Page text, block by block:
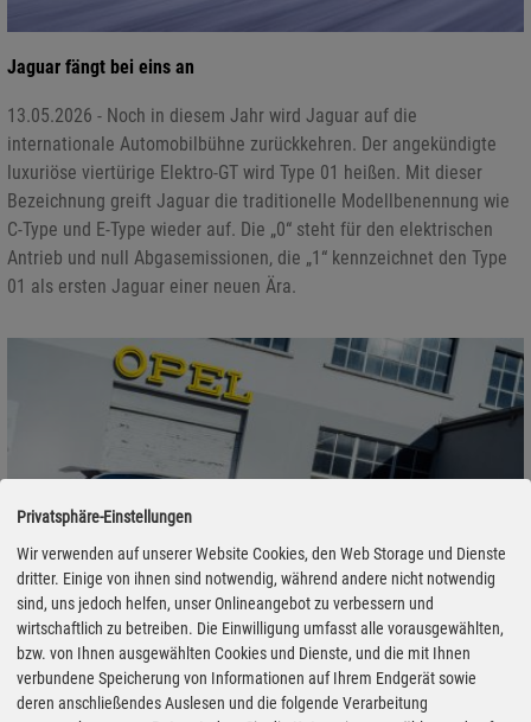
Jaguar fängt bei eins an
13.05.2026 - Noch in diesem Jahr wird Jaguar auf die
internationale Automobilbühne zurückkehren. Der angekündigte
luxuriöse viertürige Elektro-GT wird Type 01 heißen. Mit dieser
Bezeichnung greift Jaguar die traditionelle Modellbenennung wie
C-Type und E-Type wieder auf. Die „0“ steht für den elektrischen
Antrieb und null Abgasemissionen, die „1“ kennzeichnet den Type
01 als ersten Jaguar einer neuen Ära.
Privatsphäre-Einstellungen
Wir verwenden auf unserer Website Cookies, den Web Storage und Dienste
dritter. Einige von ihnen sind notwendig, während andere nicht notwendig
sind, uns jedoch helfen, unser Onlineangebot zu verbessern und
wirtschaftlich zu betreiben. Die Einwilligung umfasst alle vorausgewählten,
bzw. von Ihnen ausgewählten Cookies und Dienste, und die mit Ihnen
verbundene Speicherung von Informationen auf Ihrem Endgerät sowie
deren anschließendes Auslesen und die folgende Verarbeitung